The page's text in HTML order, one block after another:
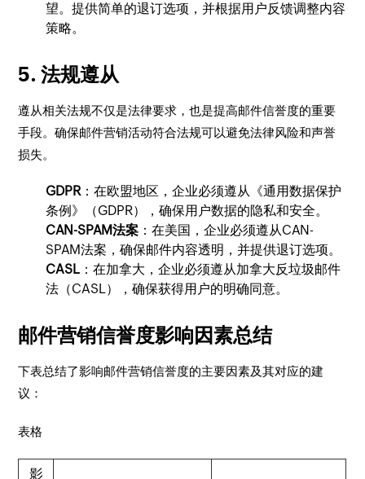
望。提供简单的退订选项，并根据用户反馈调整内容
策略。
5. 法规遵从
遵从相关法规不仅是法律要求，也是提高邮件信誉度的重要
手段。确保邮件营销活动符合法规可以避免法律风险和声誉
损失。
GDPR：在欧盟地区，企业必须遵从《通用数据保护
条例》（GDPR），确保用户数据的隐私和安全。
CAN-SPAM法案 ：在美国，企业必须遵从CAN-
SPAM法案，确保邮件内容透明，并提供退订选项。
CASL ：在加拿大，企业必须遵从加拿大反垃圾邮件
法（CASL），确保获得用户的明确同意。
邮件营销信誉度影响因素总结
下表总结了影响邮件营销信誉度的主要因素及其对应的建
议：
表格
影